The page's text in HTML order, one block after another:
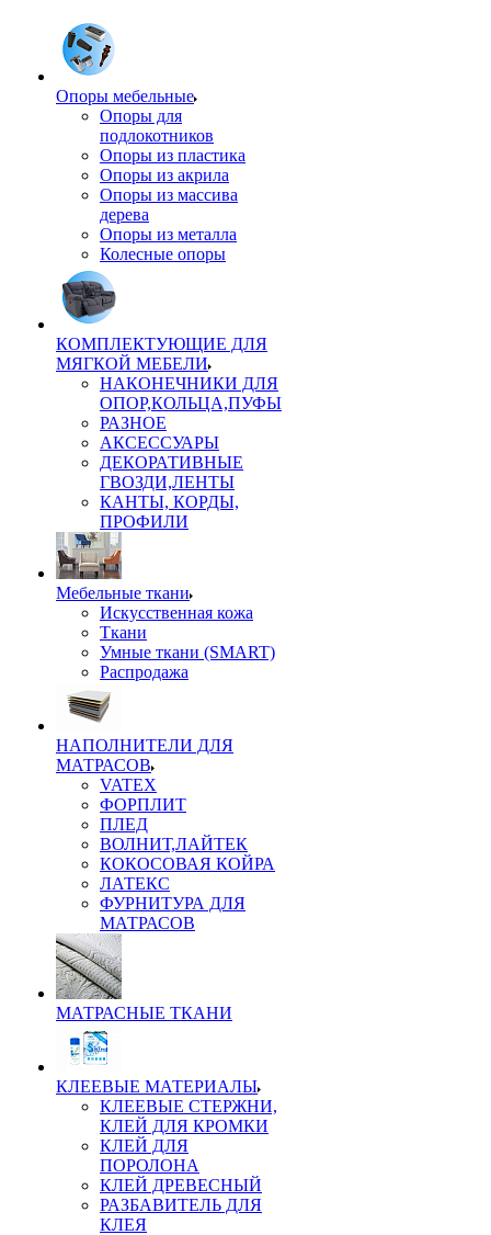
Опоры мебельные
Опоры для
подлокотников
Опоры из пластика
Опоры из акрила
Опоры из массива
дерева
Опоры из металла
Колесные опоры
КОМПЛЕКТУЮЩИЕ ДЛЯ
МЯГКОЙ МЕБЕЛИ
НАКОНЕЧНИКИ ДЛЯ
ОПОР,КОЛЬЦА,ПУФЫ
РАЗНОЕ
АКСЕССУАРЫ
ДЕКОРАТИВНЫЕ
ГВОЗДИ,ЛЕНТЫ
КАНТЫ, КОРДЫ,
ПРОФИЛИ
Мебельные ткани
Искусственная кожа
Ткани
Умные ткани (SMART)
Распродажа
НАПОЛНИТЕЛИ ДЛЯ
МАТРАСОВ
VATEX
ФОРПЛИТ
ПЛЕД
ВОЛНИТ,ЛАЙТЕК
КОКОСОВАЯ КОЙРА
ЛАТЕКС
ФУРНИТУРА ДЛЯ
МАТРАСОВ
МАТРАСНЫЕ ТКАНИ
КЛЕЕВЫЕ МАТЕРИАЛЫ
КЛЕЕВЫЕ СТЕРЖНИ,
КЛЕЙ ДЛЯ КРОМКИ
КЛЕЙ ДЛЯ
ПОРОЛОНА
КЛЕЙ ДРЕВЕСНЫЙ
РАЗБАВИТЕЛЬ ДЛЯ
КЛЕЯ